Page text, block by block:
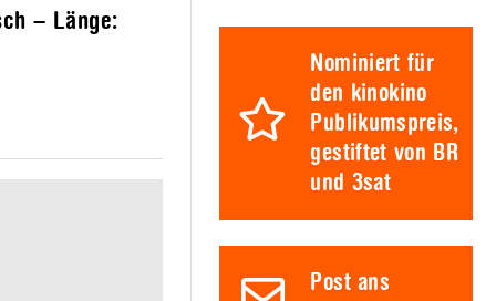
– Länge:
Nominiert für
den kinokino
Publikumspreis,
gestiftet von BR
und 3sat
Post ans